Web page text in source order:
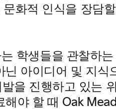
화적 인식을 장담
학생들을 관찰하
닌 아이디어 및 지식
을 진행하고 있는
해야 할 때 Oak